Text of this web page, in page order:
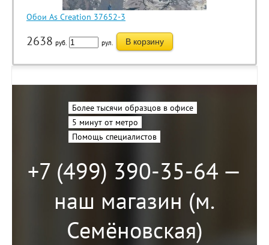
Обои As Creation 37652-3
2638 руб. рул. В корзину
Более тысячи образцов в офисе
5 минут от метро
Помощь специалистов
+7 (499) 390-35-64 —
наш магазин (м.
Семёновская)